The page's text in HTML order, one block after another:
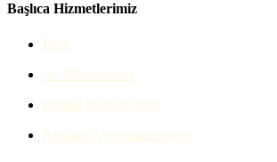
Başlıca Hizmetlerimiz
Blog
Av Malzemeleri
Ruhsat Danışmanlığı
Kutlama Ve Organizasyon